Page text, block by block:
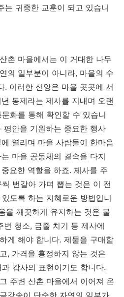
는 귀중한 교훈이 되고 있습니
촌 마을에서는 이 거대한 나무
의 일부분이 아니라, 마을의 수
. 이러한 신앙은 마을 곳곳에 서
동제라는 제사를 지내며 오랜
화를 통해 확인할 수 있습니
평안을 기원하는 중요한 행사
열리며 마을 사람들이 한마음
마을 공동체의 결속을 다지
요한 역할을 하죠. 제사를 주
번갈아 가며 뽑는 것은 이 전
도록 하는 지혜로운 방법입니
을 깨끗하게 유지하는 것은 물
변 청소, 금줄 치기 등 제사에
게 해야 합니다. 제물을 구매할
, 가격을 흥정하지 않는 것은
감사의 표현이기도 합니다.
주변 산촌 마을에서 이어져 온
강송이 단순한 자연의 일부가